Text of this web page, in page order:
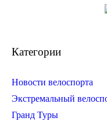
Категории
Новости велоспорта
Экстремальный
Гранд Туры